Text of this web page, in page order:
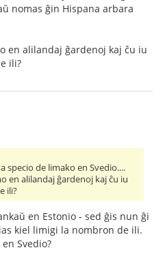
nomas ĝin Hispana arbara
en alilandaj ĝardenoj kaj ĉu iu
ili?
specio de limako en Svedio....
en alilandaj ĝardenoj kaj ĉu iu
ili?
en Estonio - sed ĝis nun ĝi
kiel limigi la nombron de ili.
Svedio?